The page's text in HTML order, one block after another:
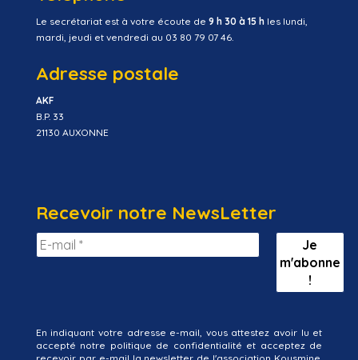
Le secrétariat est à votre écoute de 9 h 30 à 15 hles lundi,
mardi, jeudi et vendredi au 03 80 79 07 46.
Adresse postale
AKF
B.P. 33
21130 AUXONNE
Recevoir notre NewsLetter
En indiquant votre adresse e-mail, vous attestez avoir lu et
accepté notre politique de confidentialité et acceptez de